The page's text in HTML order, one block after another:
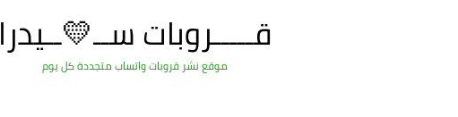
قـــــروبات ســ💛ــيدرا
موقع نشر قروبات واتساب متجددة كل يوم